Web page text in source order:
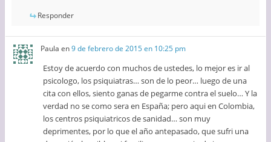
Responder
Paula en9 de febrero de 2015 en 10:25 pm
Estoy de acuerdo con muchos de ustedes, lo mejor es ir al
psicologo, los psiquiatras… son de lo peor… luego de una
cita con ellos, siento ganas de pegarme contra el suelo… Y la
verdad no se como sera en España; pero aqui en Colombia,
los centros psiquiatricos de sanidad… son muy
deprimentes, por lo que el año antepasado, que sufri una